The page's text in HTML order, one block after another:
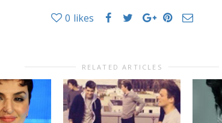
0 likes
RELATED ARTICLES